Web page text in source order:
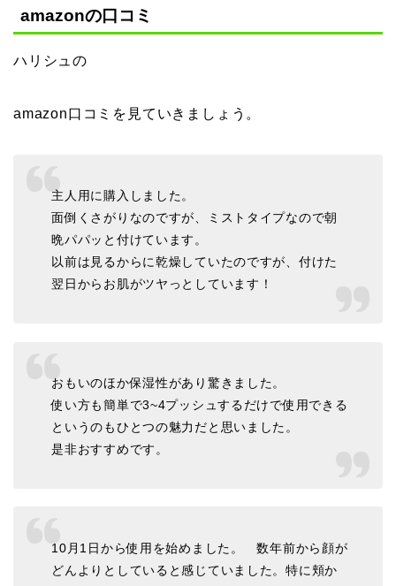
amazonの口コミ
ハリシュの
amazon口コミを見ていきましょう。
主人用に購入しました。
面倒くさがりなのですが、ミストタイプなので朝
晩パパッと付けています。
以前は見るからに乾燥していたのですが、付けた
翌日からお肌がツヤっとしています！
おもいのほか保湿性があり驚きました。
使い方も簡単で3~4プッシュするだけで使用できる
というのもひとつの魅力だと思いました。
是非おすすめです。
10月1日から使用を始めました。 数年前から顔が
どんよりとしていると感じていました。特に頬か